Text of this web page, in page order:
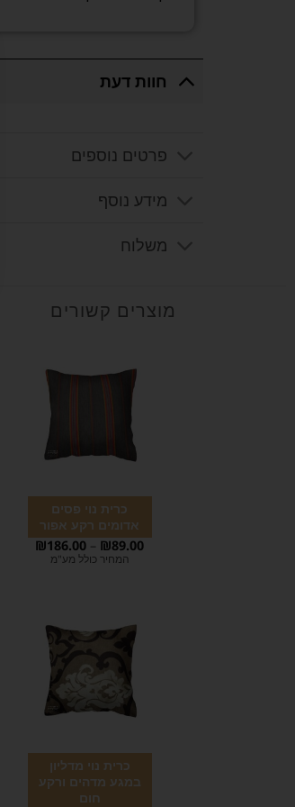
חוות דעת
פרטים נוספים
מידע נוסף
משלוח
מוצרים קשורים
כרית נוי פסים
אדומים רקע אפור
₪89.00
–
₪186.00
המחיר כולל מע"מ
כרית נוי מדליון
במגע מדהים ורקע
חום